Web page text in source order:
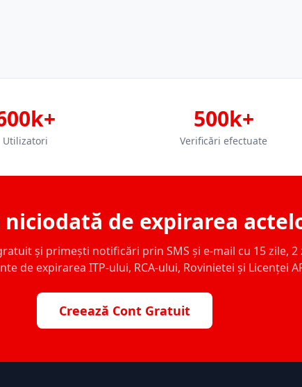
Utilizatori
500k+
Verificări efectuate
de expirarea
și primești notificări prin SMS și e-mail cu 15 zile, 2
de expirarea ITP-ului, RCA-ului, Rovinietei și Licenței
Creează Cont Gratuit